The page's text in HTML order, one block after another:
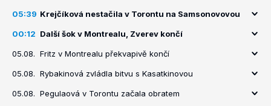
05:39 Krejčíková nestačila v Torontu na Samsonovovou
00:12 Další šok v Montrealu, Zverev končí
05.08. Fritz v Montrealu překvapivě končí
05.08. Rybakinová zvládla bitvu s Kasatkinovou
05.08. Pegulaová v Torontu začala obratem